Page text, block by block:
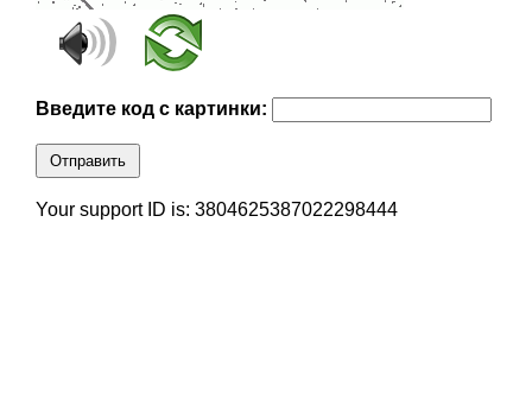
Введите код с картинки:
Отправить
Your support ID is: 3804625387022298444